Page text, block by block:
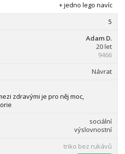
+ jedno lego navíc
5
Adam D.
20 let
9466
Návrat
zdravými je pro něj moc,
sociální
výslovnostní
triko bez rukávů